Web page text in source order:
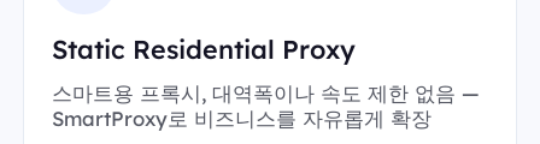
Static Residential Proxy
스마트용 프록시, 대역폭이나 속도 제한 없음 —
SmartProxy로 비즈니스를 자유롭게 확장